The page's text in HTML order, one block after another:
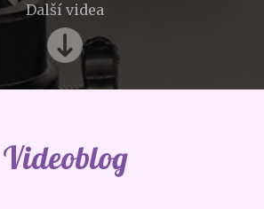
Další videa
Videoblog